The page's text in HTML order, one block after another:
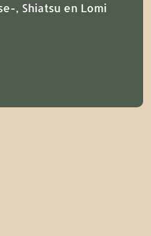
, Shiatsu en Lomi